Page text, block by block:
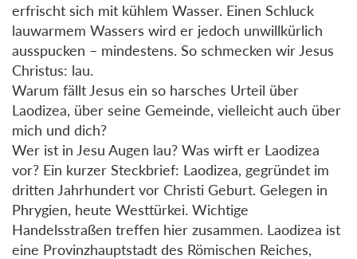
erfrischt sich mit kühlem Wasser. Einen Schluck
lauwarmem Wassers wird er jedoch unwillkürlich
ausspucken – mindestens. So schmecken wir Jesus
Christus: lau.
Warum fällt Jesus ein so harsches Urteil über
Laodizea, über seine Gemeinde, vielleicht auch über
mich und dich?
Wer ist in Jesu Augen lau? Was wirft er Laodizea
vor? Ein kurzer Steckbrief: Laodizea, gegründet im
dritten Jahrhundert vor Christi Geburt. Gelegen in
Phrygien, heute Westtürkei. Wichtige
Handelsstraßen treffen hier zusammen. Laodizea ist
eine Provinzhauptstadt des Römischen Reiches,